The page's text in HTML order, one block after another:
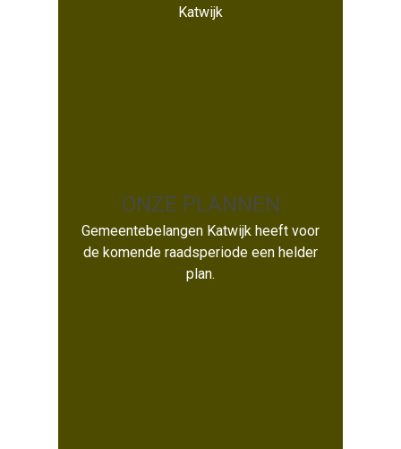
Katwijk
ONZE PLANNEN
Gemeentebelangen Katwijk heeft voor
de komende raadsperiode een helder
plan.
ONZE PLANNEN